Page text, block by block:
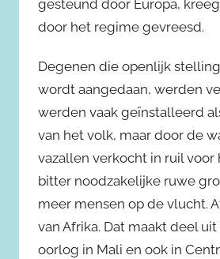
gesteund door Europa,
door het regime gevreesd.
Degenen die openlijk
wordt aangedaan, werden
werden vaak geïnstalleerd
van het volk, maar door de
vazallen verkocht in ruil
bitter noodzakelijke ruwe
meer mensen op de vlucht.
van Afrika. Dat maakt deel
oorlog in Mali en ook in